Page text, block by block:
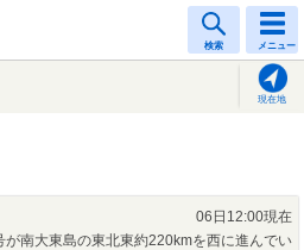
検索 メニュー
現在地
06日12:00現在
が南大東島の東北東約220kmを西に進んでい